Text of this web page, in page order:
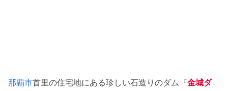
那覇市首里の住宅地にある珍しい石造りのダム『金城ダ